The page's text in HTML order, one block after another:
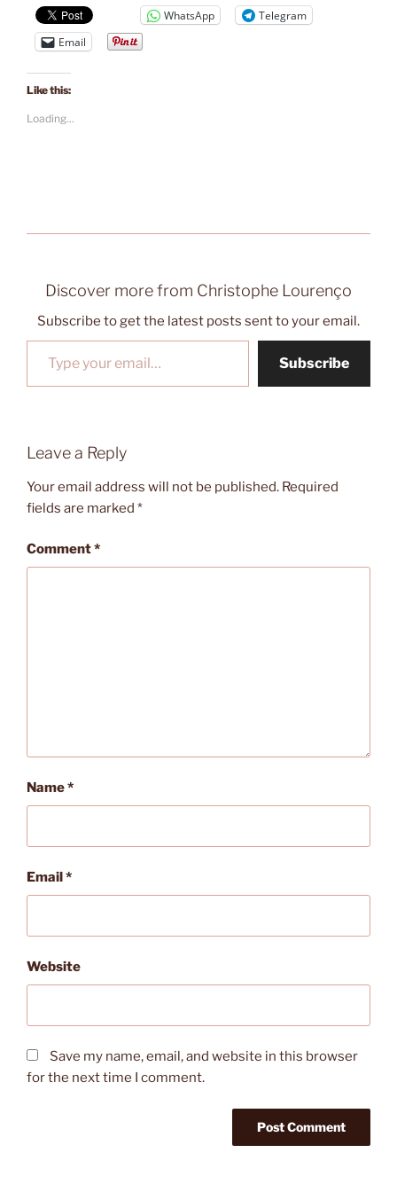
WhatsApp
Telegram
Email
Like this:
Loading...
Discover more from Christophe Lourenço
Subscribe to get the latest posts sent to your email.
Type your email…
Subscribe
Leave a Reply
Your email address will not be published. Required
fields are marked *
Comment*
Name*
Email *
Website
Save my name, email, and website in this browser
for the next time I comment.